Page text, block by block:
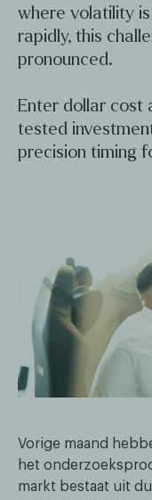
where volatility
rapidly, this
pronounced.
Enter dollar cost
tested
precision timing
Vorige maand
het
markt bestaat uit